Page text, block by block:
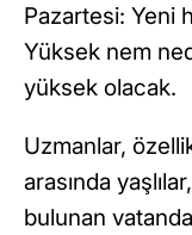
Pazartesi: Yeni
Yüksek nem
yüksek olacak.
Uzmanlar,
arasında
bulunan